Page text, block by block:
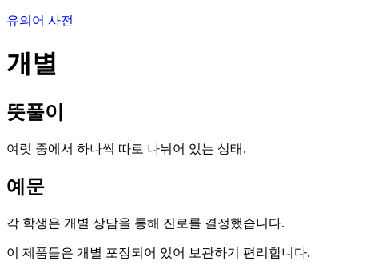
유의어 사전
개별
뜻풀이
여럿 중에서 하나씩 따로 나뉘어 있는 상태.
예문
각 학생은 개별 상담을 통해 진로를 결정했습니다.
이 제품들은 개별 포장되어 있어 보관하기 편리합니다.